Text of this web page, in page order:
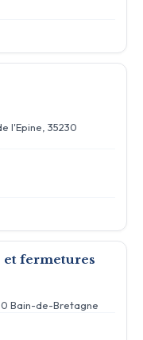
l'Epine, 35230
et fermetures
Bain-de-Bretagne